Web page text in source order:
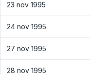
23 nov 1995
24 nov 1995
27 nov 1995
28 nov 1995